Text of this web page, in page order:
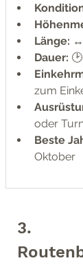
Länge:
Dauer:
zum
oder
Beste
Oktober
3.